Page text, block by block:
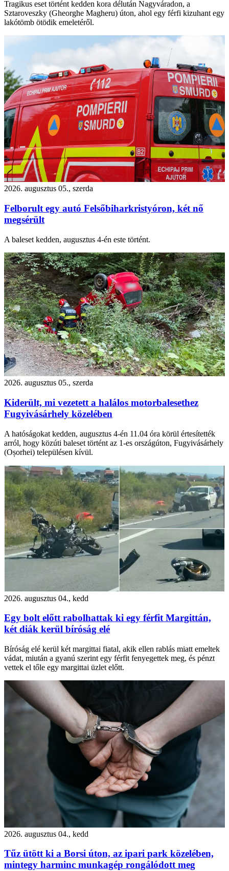
Tragikus eset történt kedden kora délután Nagyváradon, a
Sztaroveszky (Gheorghe Magheru) úton, ahol egy férfi kizuhant egy
lakótömb ötödik emeletéről.
2026. augusztus 05., szerda
Felborult egy autó Felsőbiharkristyóron, két nő
megsérült
A baleset kedden, augusztus 4-én este történt.
2026. augusztus 05., szerda
Kiderült, mi vezetett a halálos motorbalesethez
Fugyivásárhely közelében
A hatóságokat kedden, augusztus 4-én 11.04 óra körül értesítették
arról, hogy közúti baleset történt az 1-es országúton, Fugyivásárhely
(Oșorhei) településen kívül.
2026. augusztus 04., kedd
Egy bolt előtt rabolhattak ki egy férfit Margittán,
két diák kerül bíróság elé
Bíróság elé kerül két margittai fiatal, akik ellen rablás miatt emeltek
vádat, miután a gyanú szerint egy férfit fenyegettek meg, és pénzt
vettek el tőle egy margittai üzlet előtt.
2026. augusztus 04., kedd
Tűz ütött ki a Borsi úton, az ipari park közelében,
mintegy harminc munkagép rongálódott meg